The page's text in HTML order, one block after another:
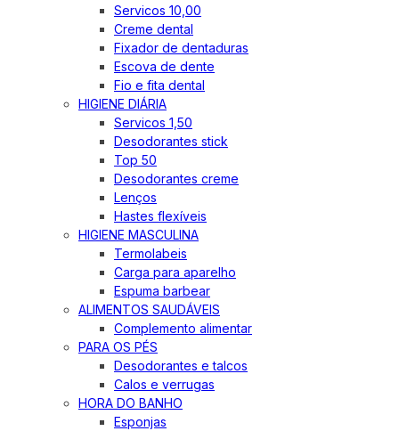
Servicos 10,00
Creme dental
Fixador de dentaduras
Escova de dente
Fio e fita dental
HIGIENE DIÁRIA
Servicos 1,50
Desodorantes stick
Top 50
Desodorantes creme
Lenços
Hastes flexíveis
HIGIENE MASCULINA
Termolabeis
Carga para aparelho
Espuma barbear
ALIMENTOS SAUDÁVEIS
Complemento alimentar
PARA OS PÉS
Desodorantes e talcos
Calos e verrugas
HORA DO BANHO
Esponjas